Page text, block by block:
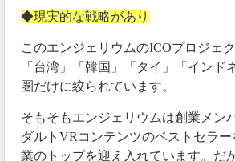
・ICOでトークンセールが行われた
・ウォレットの配当報酬のANXは
価格0.01ドルに張り付いたまま3週
この状況が続いてしまうと、エン
た全ユーザーが損する結果に陥るか
◆現実的な戦略があり
このエンジェリウムのICOプロジェ
「台湾」「韓国」「タイ」「インド
圏だけに絞られています。
そもそもエンジェリウムは創業メン
ダルトVRコンテンツのベストセラ
業のトップを迎え入れています。だ